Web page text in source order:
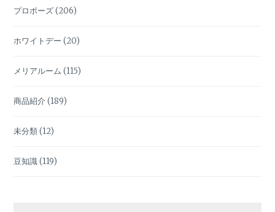
プロポーズ(206)
ホワイトデー (20)
メリアルーム (115)
商品紹介 (189)
未分類(12)
豆知識(119)